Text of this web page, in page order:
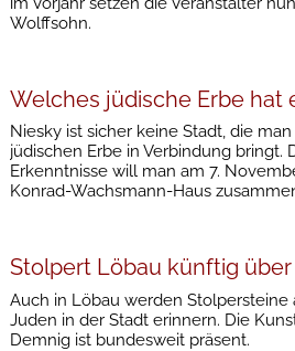
Wolffsohn.
Welches jüdische Erbe hat
Niesky ist sicher keine Stadt, die
jüdischen Erbe in Verbindung bringt.
Erkenntnisse will man am 7.
Konrad-Wachsmann-Haus
Stolpert Löbau künftig über
Auch in Löbau werden Stolpersteine
Juden in der Stadt erinnern. Die
Demnig ist bundesweit präsent.